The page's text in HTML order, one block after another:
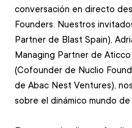
conversación en directo
Founders. Nuestros
Partner de Blast Spain),
Managing Partner de
(Cofounder de Nuclio
de Abac Nest Ventures),
sobre el dinámico mundo